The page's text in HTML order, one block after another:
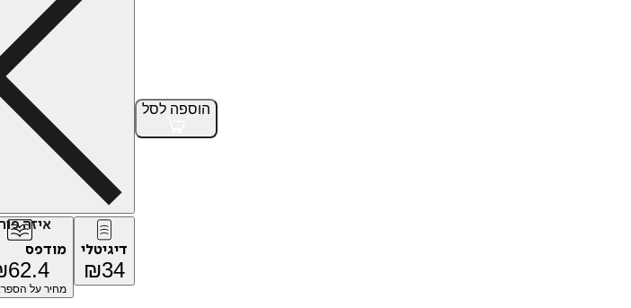
הוספה לסל
איזה
דיגיטלי
₪34
מודפס
62.4
מחיר על הספר: